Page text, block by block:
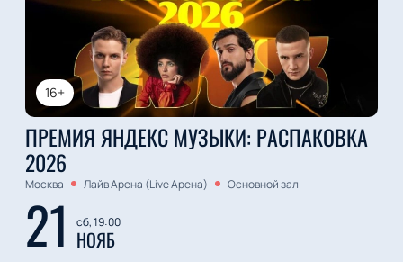
16+
ПРЕМИЯ ЯНДЕКС МУЗЫКИ: РАСПАКОВКА
2026
Москва Лайв Арена (Live Арена) Основной зал
21 сб, 19:00
НОЯБ